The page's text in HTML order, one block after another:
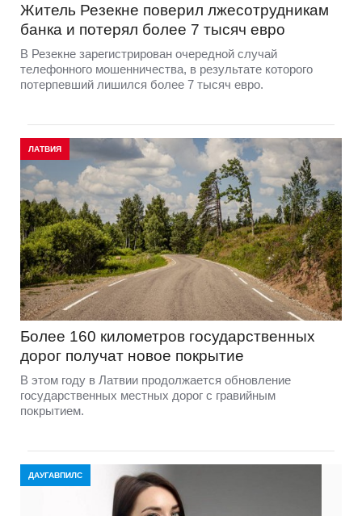
Житель Резекне поверил лжесотрудникам
банка и потерял более 7 тысяч евро
В Резекне зарегистрирован очередной случай
телефонного мошенничества, в результате которого
потерпевший лишился более 7 тысяч евро.
ЛАТВИЯ
Более 160 километров государственных
дорог получат новое покрытие
В этом году в Латвии продолжается обновление
государственных местных дорог с гравийным
покрытием.
ДАУГАВПИЛС